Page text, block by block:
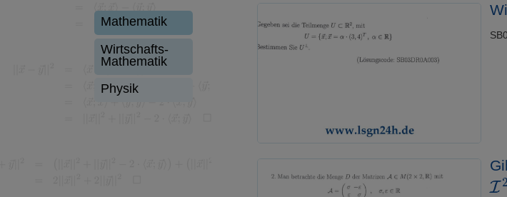
Mathematik
Wirtschafts-
Mathematik
Physik
I2